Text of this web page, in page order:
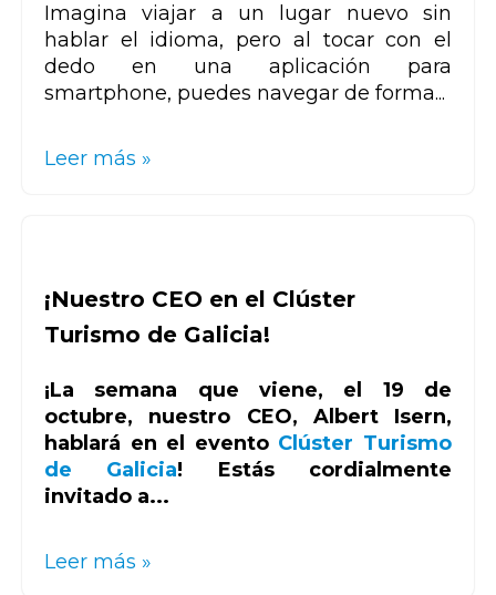
Imagina viajar a un lugar nuevo sin
hablar el idioma, pero al tocar con el
dedo en una aplicación para
smartphone, puedes navegar de forma...
Leer más »
¡Nuestro CEO en el Clúster
Turismo de Galicia!
¡La semana que viene, el 19 de
octubre, nuestro CEO, Albert Isern,
hablará en el evento Clúster Turismo
de Galicia! Estás cordialmente
invitado a...
Leer más »